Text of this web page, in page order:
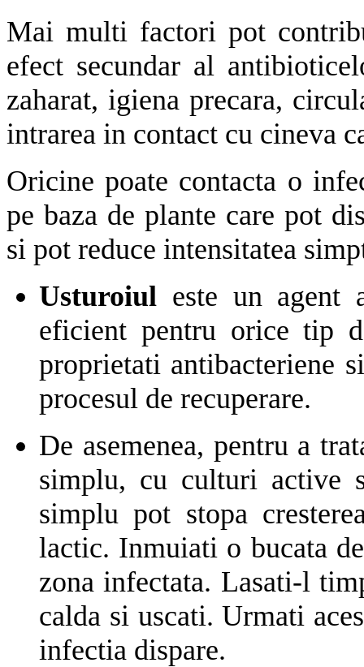
Mai multi factori pot
efect secundar al
zaharat, igiena precara,
intrarea in contact cu cineva
Oricine poate contacta o
pe baza de plante care pot
si pot reduce intensitatea
Usturoiul este un agent
eficient pentru orice tip
proprietati antibacteriene
procesul de recuperare.
De asemenea, pentru a
simplu, cu culturi active
simplu pot stopa
lactic. Inmuiati o bucata
zona infectata. Lasati-l
calda si uscati. Urmati
infectia dispare.